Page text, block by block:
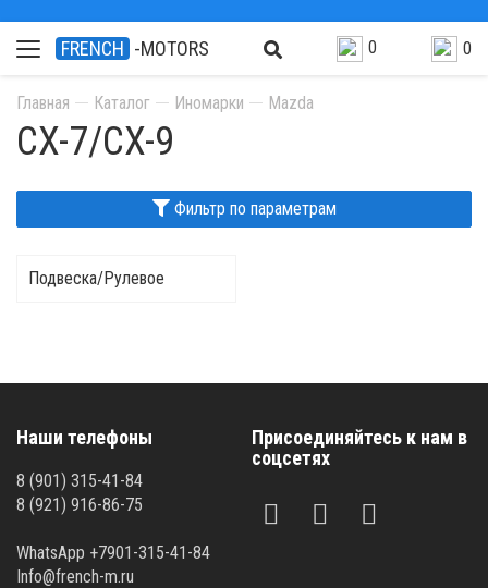
FRENCH -MOTORS 0 0
Главная Каталог Иномарки Mazda
CX-7/CX-9
Фильтр по параметрам
Подвеска/Рулевое
Наши телефоны
8 (901) 315-41-84
8 (921) 916-86-75
WhatsApp +7901-315-41-84
Info@french-m.ru
Присоединяйтесь к нам в
соцсетях